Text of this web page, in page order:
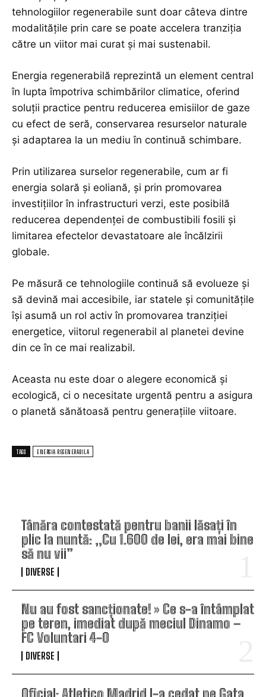
Tânăra contestată pentru banii lăsați în
plic la nuntă: „Cu 1.600 de lei, era mai bine
să nu vii”
DIVERSE
Nu au fost sancționate! » Ce s-a întâmplat
pe teren, imediat după meciul Dinamo –
FC Voluntari 4-0
DIVERSE
Oficial: Atletico Madrid l-a cedat pe Gata,
tehnologiilor regenerabile sunt doar câteva dintre
modalitățile prin care se poate accelera tranziția
către un viitor mai curat și mai sustenabil.
Energia regenerabilă reprezintă un element central
în lupta împotriva schimbărilor climatice, oferind
soluții practice pentru reducerea emisiilor de gaze
cu efect de seră, conservarea resurselor naturale
și adaptarea la un mediu în continuă schimbare.
Prin utilizarea surselor regenerabile, cum ar fi
energia solară și eoliană, și prin promovarea
investițiilor în infrastructuri verzi, este posibilă
reducerea dependenței de combustibili fosili și
limitarea efectelor devastatoare ale încălzirii
globale.
Pe măsură ce tehnologiile continuă să evolueze și
să devină mai accesibile, iar statele și comunitățile
își asumă un rol activ în promovarea tranziției
energetice, viitorul regenerabil al planetei devine
din ce în ce mai realizabil.
Aceasta nu este doar o alegere economică și
ecologică, ci o necesitate urgentă pentru a asigura
o planetă sănătoasă pentru generațiile viitoare.
TAGS ENERGIA REGENERABILA